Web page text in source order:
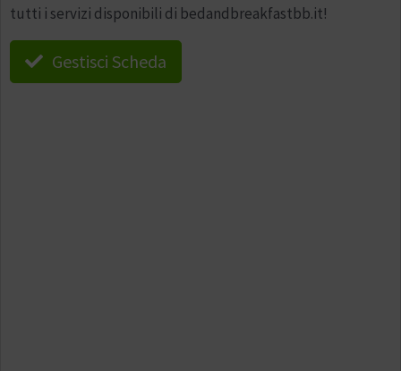
tutti i servizi disponibili di bedandbreakfastbb.it!
Gestisci Scheda